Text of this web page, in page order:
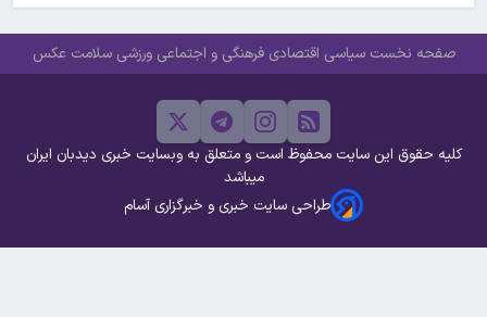
صفحه نخست سیاسی اقتصادی فرهنگی و اجتماعی ورزشی سلامت عکس
کلیه حقوق این سایت محفوظ است و متعلق به وبسایت خبری دیدبان ایران
میباشد
طراحی سایت خبری و خبرگزاری آسام